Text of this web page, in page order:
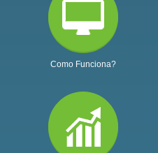
Como Funciona?